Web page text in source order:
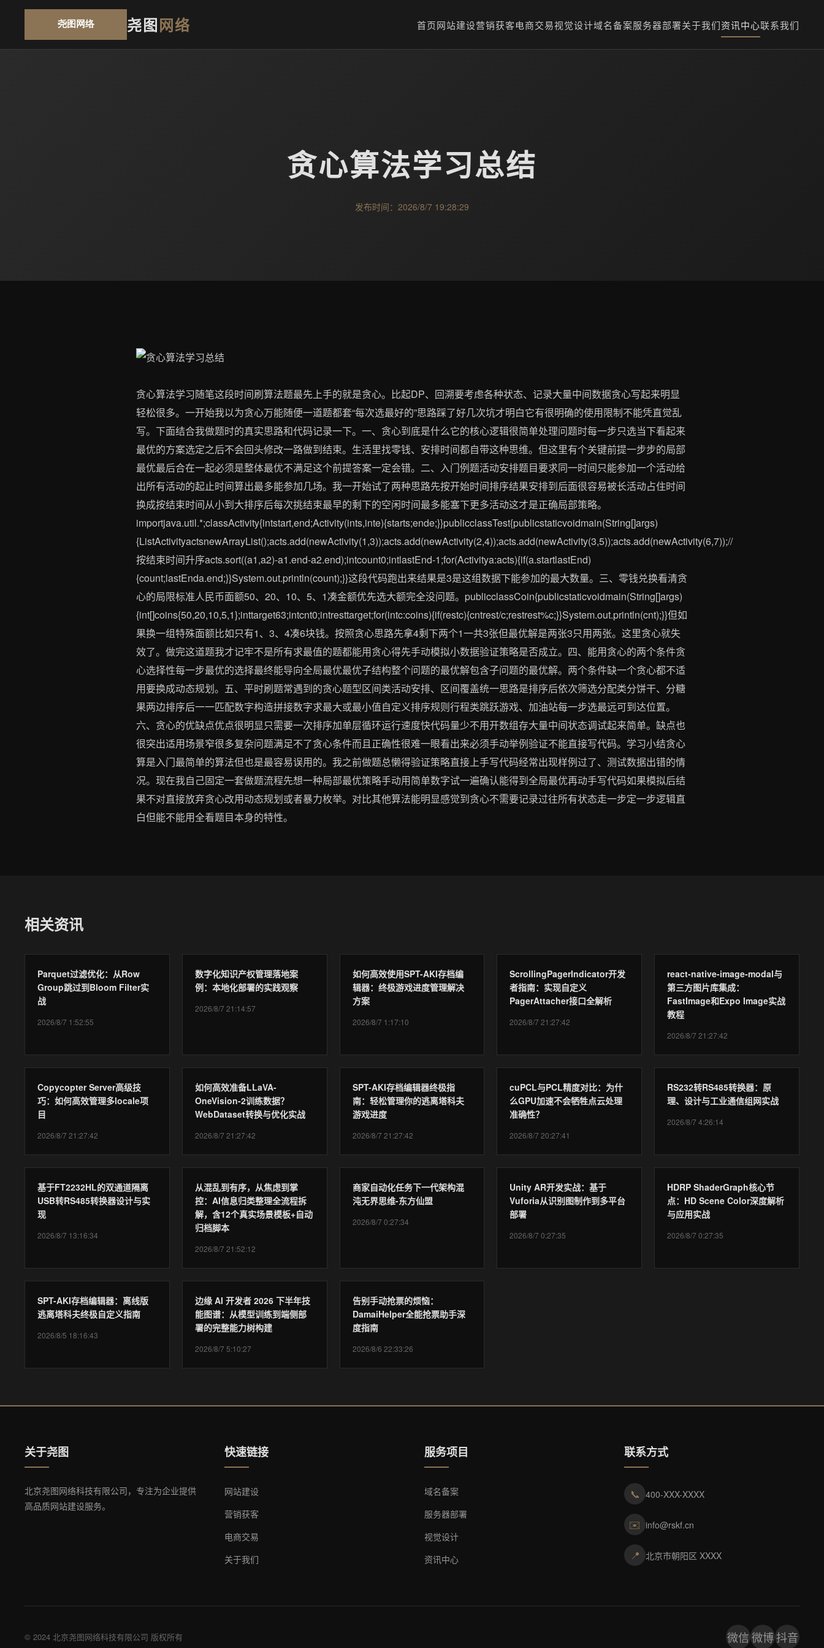
尧图网络 首页网站建设营销获客电商交易视觉设计域名备案服务器部署关于我们资讯中心联系我们
贪心算法学习总结
发布时间：2026/8/7 19:28:29
贪心算法学习随笔这段时间刷算法题最先上手的就是贪心。比起DP、回溯要考虑各种状态、记录大量中间数据贪心写起来明显
轻松很多。一开始我以为贪心万能随便一道题都套“每次选最好的”思路踩了好几次坑才明白它有很明确的使用限制不能凭直觉乱
写。下面结合我做题时的真实思路和代码记录一下。一、贪心到底是什么它的核心逻辑很简单处理问题时每一步只选当下看起来
最优的方案选定之后不会回头修改一路做到结束。生活里找零钱、安排时间都自带这种思维。但这里有个关键前提一步步的局部
最优最后合在一起必须是整体最优不满足这个前提答案一定会错。二、入门例题活动安排题目要求同一时间只能参加一个活动给
出所有活动的起止时间算出最多能参加几场。我一开始试了两种思路先按开始时间排序结果安排到后面很容易被长活动占住时间
换成按结束时间从小到大排序后每次挑结束最早的剩下的空闲时间最多能塞下更多活动这才是正确局部策略。
importjava.util.*;classActivity{intstart,end;Activity(ints,inte){starts;ende;}}publicclassTest{publicstaticvoidmain(String[]args)
{ListActivityactsnewArrayList();acts.add(newActivity(1,3));acts.add(newActivity(2,4));acts.add(newActivity(3,5));acts.add(newActivity(6,7));//
按结束时间升序acts.sort((a1,a2)-a1.end-a2.end);intcount0;intlastEnd-1;for(Activitya:acts){if(a.startlastEnd)
{count;lastEnda.end;}}System.out.println(count);}}这段代码跑出来结果是3是这组数据下能参加的最大数量。三、零钱兑换看清贪
心的局限标准人民币面额50、20、10、5、1凑金额优先选大额完全没问题。publicclassCoin{publicstaticvoidmain(String[]args)
{int[]coins{50,20,10,5,1};inttarget63;intcnt0;intresttarget;for(intc:coins){if(restc){cntrest/c;restrest%c;}}System.out.println(cnt);}}但如
果换一组特殊面额比如只有1、3、4凑6块钱。按照贪心思路先拿4剩下两个1一共3张但最优解是两张3只用两张。这里贪心就失
效了。做完这道题我才记牢不是所有求最值的题都能用贪心得先手动模拟小数据验证策略是否成立。四、能用贪心的两个条件贪
心选择性每一步最优的选择最终能导向全局最优最优子结构整个问题的最优解包含子问题的最优解。两个条件缺一个贪心都不适
用要换成动态规划。五、平时刷题常遇到的贪心题型区间类活动安排、区间覆盖统一思路是排序后依次筛选分配类分饼干、分糖
果两边排序后一一匹配数字构造拼接数字求最大或最小值自定义排序规则行程类跳跃游戏、加油站每一步选最远可到达位置。
六、贪心的优缺点优点很明显只需要一次排序加单层循环运行速度快代码量少不用开数组存大量中间状态调试起来简单。缺点也
很突出适用场景窄很多复杂问题满足不了贪心条件而且正确性很难一眼看出来必须手动举例验证不能直接写代码。学习小结贪心
算是入门最简单的算法但也是最容易误用的。我之前做题总懒得验证策略直接上手写代码经常出现样例过了、测试数据出错的情
况。现在我自己固定一套做题流程先想一种局部最优策略手动用简单数字试一遍确认能得到全局最优再动手写代码如果模拟后结
果不对直接放弃贪心改用动态规划或者暴力枚举。对比其他算法能明显感觉到贪心不需要记录过往所有状态走一步定一步逻辑直
白但能不能用全看题目本身的特性。
相关资讯
Parquet过滤优化：从Row
Group跳过到Bloom Filter实
战
2026/8/7 1:52:55
数字化知识产权管理落地案
例：本地化部署的实践观察
2026/8/7 21:14:57
如何高效使用SPT-AKI存档编
辑器：终极游戏进度管理解决
方案
2026/8/7 1:17:10
ScrollingPagerIndicator开发
者指南：实现自定义
PagerAttacher接口全解析
2026/8/7 21:27:42
react-native-image-modal与
第三方图片库集成：
FastImage和Expo Image实战
教程
2026/8/7 21:27:42
Copycopter Server高级技
巧：如何高效管理多locale项
目
2026/8/7 21:27:42
如何高效准备LLaVA-
OneVision-2训练数据？
WebDataset转换与优化实战
2026/8/7 21:27:42
SPT-AKI存档编辑器终极指
南：轻松管理你的逃离塔科夫
游戏进度
2026/8/7 21:27:42
cuPCL与PCL精度对比：为什
么GPU加速不会牺牲点云处理
准确性？
2026/8/7 20:27:41
RS232转RS485转换器：原
理、设计与工业通信组网实战
2026/8/7 4:26:14
基于FT2232HL的双通道隔离
USB转RS485转换器设计与实
现
2026/8/7 13:16:34
从混乱到有序，从焦虑到掌
控：AI信息归类整理全流程拆
解，含12个真实场景模板+自动
归档脚本
2026/8/7 21:52:12
商家自动化任务下一代架构混
沌无界思维-东方仙盟
2026/8/7 0:27:34
Unity AR开发实战：基于
Vuforia从识别图制作到多平台
部署
2026/8/7 0:27:35
HDRP ShaderGraph核心节
点：HD Scene Color深度解析
与应用实战
2026/8/7 0:27:35
SPT-AKI存档编辑器：离线版
逃离塔科夫终极自定义指南
2026/8/5 18:16:43
边缘 AI 开发者 2026 下半年技
能图谱：从模型训练到端侧部
署的完整能力树构建
2026/8/7 5:10:27
告别手动抢票的烦恼：
DamaiHelper全能抢票助手深
度指南
2026/8/6 22:33:26
关于尧图
北京尧图网络科技有限公司，专注为企业提供
高品质网站建设服务。
快速链接
网站建设
营销获客
电商交易
关于我们
服务项目
域名备案
服务器部署
视觉设计
资讯中心
联系方式
📞 400-XXX-XXXX
✉️ info@rskf.cn
📍 北京市朝阳区 XXXX
© 2024 北京尧图网络科技有限公司 版权所有 微信微博抖音